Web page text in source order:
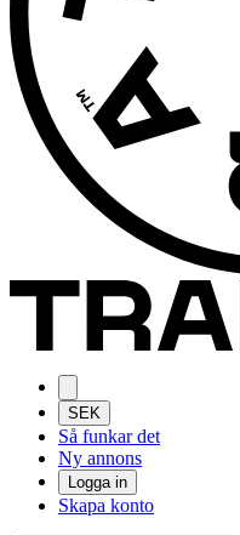
SEK
Så funkar det
Ny annons
Logga in
Skapa konto